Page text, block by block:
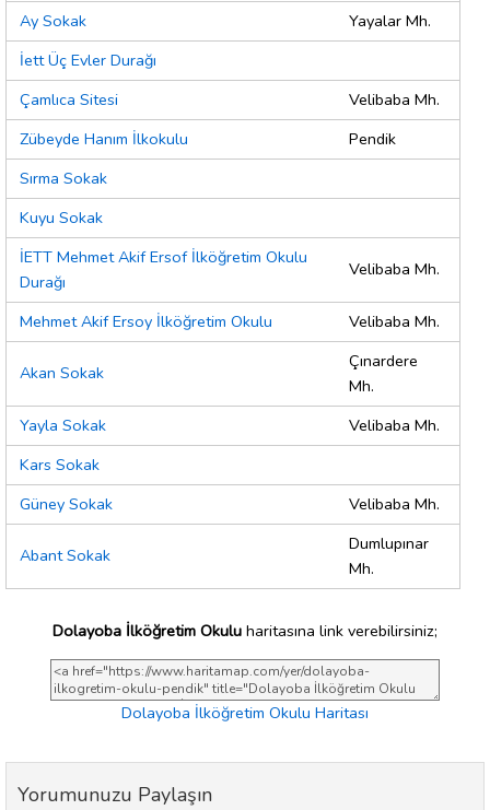
Ay Sokak
Yayalar Mh.
İett Üç Evler Durağı
Çamlıca Sitesi
Velibaba Mh.
Zübeyde Hanım İlkokulu
Pendik
Sırma Sokak
Kuyu Sokak
İETT Mehmet Akif Ersof İlköğretim Okulu
Durağı
Velibaba Mh.
Mehmet Akif Ersoy İlköğretim Okulu Velibaba Mh.
Akan Sokak
Çınardere
Mh.
Yayla Sokak
Velibaba Mh.
Kars Sokak
Güney Sokak
Velibaba Mh.
Abant Sokak
Dumlupınar
Mh.
Dolayoba İlköğretim Okulu haritasına link verebilirsiniz;
Dolayoba İlköğretim Okulu Haritası
Yorumunuzu Paylaşın